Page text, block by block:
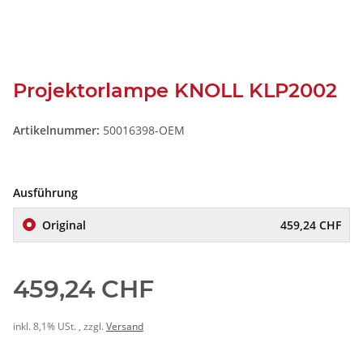
Projektorlampe KNOLL KLP2002
Artikelnummer: 50016398-OEM
Ausführung
Original 459,24 CHF
459,24 CHF
inkl. 8,1% USt. , zzgl.Versand